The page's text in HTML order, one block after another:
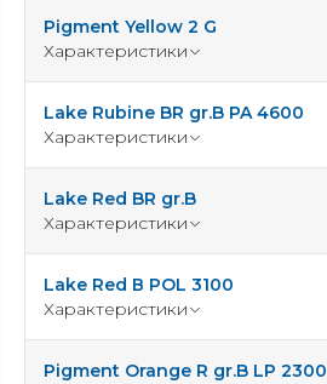
Pigment Yellow 2 G
Характеристики
Lake Rubine BR gr.B PA 4600
Характеристики
Lake Red BR gr.B
Характеристики
Lake Red В POL 3100
Характеристики
Pigment Orange R gr.B LP 2300